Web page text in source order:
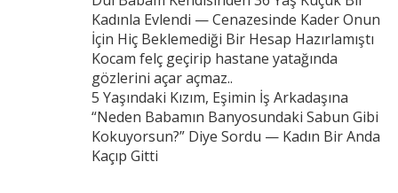
Kadınla Evlendi — Cenazesinde Kader Onun
İçin Hiç Beklemediği Bir Hesap Hazırlamıştı
Kocam felç geçirip hastane yatağında
gözlerini açar açmaz..
5 Yaşındaki Kızım, Eşimin İş Arkadaşına
“Neden Babamın Banyosundaki Sabun Gibi
Kokuyorsun?” Diye Sordu — Kadın Bir Anda
Kaçıp Gitti